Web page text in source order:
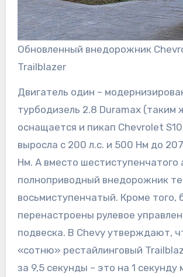
Обновленный внедорожник
Trailblazer
Двигатель один –
турбодизель 2.8 Duramax (таким
оснащается и пикап Chevrolet
выросла с 200 л.с. и 500 Нм до 207
Нм. А вместо шестиступенчатого
полноприводный внедорожник
восьмиступенчатый. Кроме того,
перенастроены рулевое
подвеска. В Chevy утверждают,
«сотню» рестайлинговый
за 9,5 секунды – это на 1